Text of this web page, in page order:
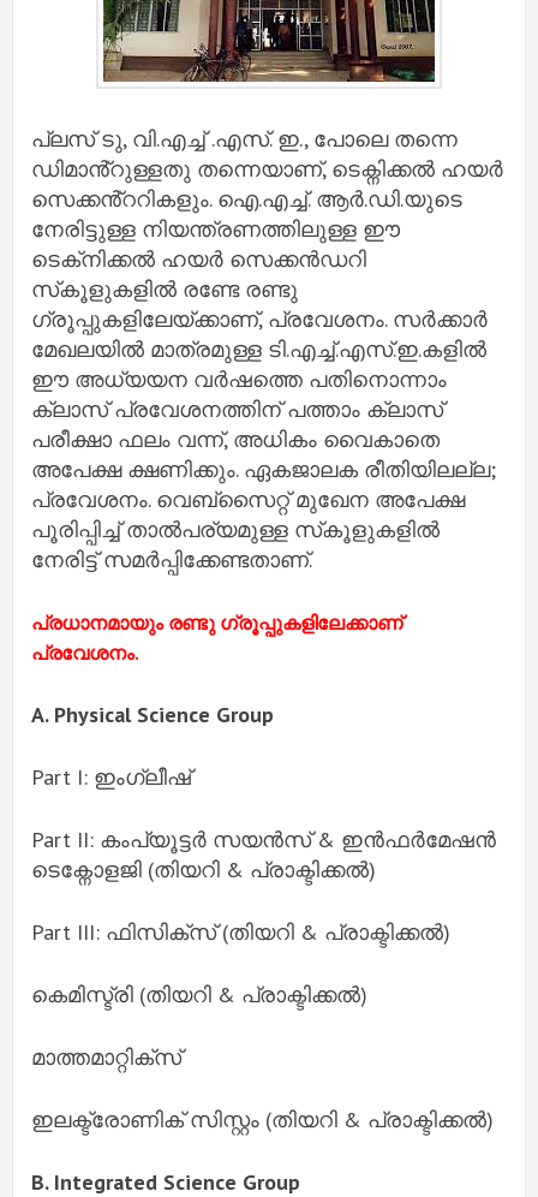
പ്ലസ് ടു, വി.എച്ച് .എസ്. ഇ., പോലെ തന്നെ
ഡിമാൻ്റുള്ളതു തന്നെയാണ്, ടെക്നിക്കൽ ഹയർ
സെക്കൻ്ററികളും. ഐ.എച്ച്. ആർ.ഡി.യുടെ
നേരിട്ടുള്ള നിയന്ത്രണത്തിലുള്ള ഈ
ടെക്‌നിക്കല്‍ ഹയര്‍ സെക്കന്‍ഡറി
സ്‌കൂളുകളിൽ രണ്ടേ രണ്ടു
ഗ്രൂപ്പുകളിലേയ്ക്കാണ്, പ്രവേശനം. സർക്കാർ
മേഖലയിൽ മാത്രമുള്ള ടി.എച്ച്.എസ്.ഇ.കളിൽ
ഈ അധ്യയന വര്‍ഷത്തെ പതിനൊന്നാം
ക്ലാസ് പ്രവേശനത്തിന് പത്താം ക്ലാസ്
പരീക്ഷാ ഫലം വന്ന്, അധികം വൈകാതെ
അപേക്ഷ ക്ഷണിക്കും. ഏകജാലക രീതിയിലല്ല;
പ്രവേശനം. വെബ്‌സൈറ്റ് മുഖേന അപേക്ഷ
പൂരിപ്പിച്ച് താല്‍പര്യമുള്ള സ്‌കൂളുകളില്‍
നേരിട്ട് സമര്‍പ്പിക്കേണ്ടതാണ്.
പ്രധാനമായും രണ്ടു ഗ്രൂപ്പുകളിലേക്കാണ്
പ്രവേശനം.
A. Physical Science Group
Part I: ഇംഗ്ലീഷ്
Part II: കംപ്യൂട്ടർ സയൻസ് & ഇൻഫർമേഷൻ
ടെക്നോളജി (തിയറി & പ്രാക്ടിക്കൽ)
Part III: ഫിസിക്സ് (തിയറി & പ്രാക്ടിക്കൽ)
കെമിസ്ട്രി (തിയറി & പ്രാക്ടിക്കൽ)
മാത്തമാറ്റിക്സ്
ഇലക്ട്രോണിക് സിസ്റ്റം (തിയറി & പ്രാക്ടിക്കൽ)
B. Integrated Science Group